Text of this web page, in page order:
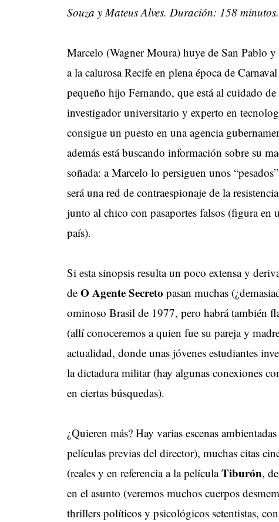
Souza y Mateus Alves. Duración: 158 minutos.
Marcelo (Wagner Moura) huye de San Pablo
a la calurosa Recife en plena época de
pequeño hijo Fernando, que está al cuidado
investigador universitario y experto en
consigue un puesto en una agencia
además está buscando información sobre su
soñada: a Marcelo lo persiguen unos
será una red de contraespionaje de la
junto al chico con pasaportes falsos (figura en
país).
Si esta sinopsis resulta un poco extensa y
de O Agente Secreto pasan muchas
ominoso Brasil de 1977, pero habrá también
(allí conoceremos a quien fue su pareja y
actualidad, donde unas jóvenes estudiantes
la dictadura militar (hay algunas conexiones
en ciertas búsquedas).
¿Quieren más? Hay varias escenas
películas previas del director), muchas citas
(reales y en referencia a la películaTiburón,
en el asunto (veremos muchos cuerpos
thrillers políticos y psicológicos setentistas,